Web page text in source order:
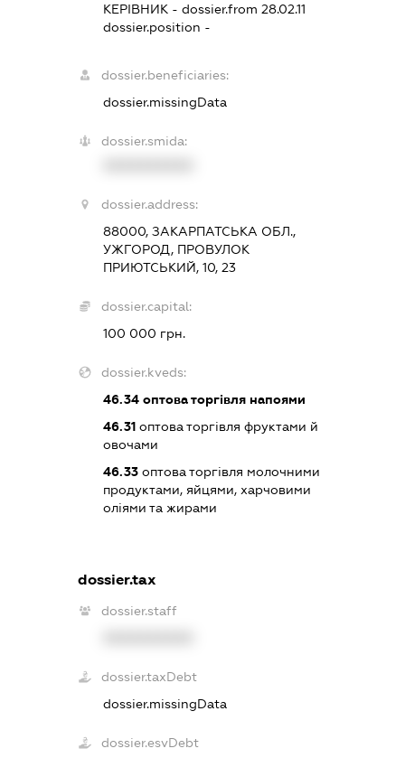
КЕРІВНИК - dossier.from 28.02.11
dossier.position -
dossier.beneficiaries:
dossier.missingData
dossier.smida:
dossier.address:
88000, ЗАКАРПАТСЬКА ОБЛ.,
УЖГОРОД, ПРОВУЛОК
ПРИЮТСЬКИЙ, 10, 23
dossier.capital:
100 000 грн.
dossier.kveds:
46.34 оптова торгівля напоями
46.31 оптова торгівля фруктами й
овочами
46.33 оптова торгівля молочними
продуктами, яйцями, харчовими
оліями та жирами
dossier.tax
dossier.staff
dossier.taxDebt
dossier.missingData
dossier.esvDebt